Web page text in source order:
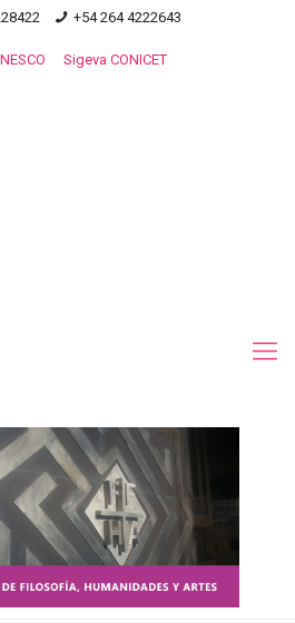
+54 264 4222643
Sigeva CONICET